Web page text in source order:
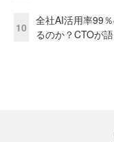
10
全社AI活用率99
るのか？CTOが